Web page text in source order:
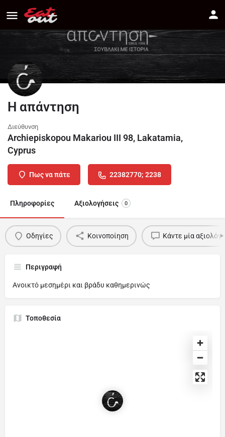
Η απάντηση
Διεύθυνση
Archiepiskopou Makariou III 98, Lakatamia,
Cyprus
Πως να πάτε 22382770; 2238
Πληροφορίες Αξιολογήσεις 0
Οδηγίες Κοινοποίηση Κάντε μία
Περιγραφή
Ανοικτό μεσημέρι και βράδυ καθημερινώς
Τοποθεσία